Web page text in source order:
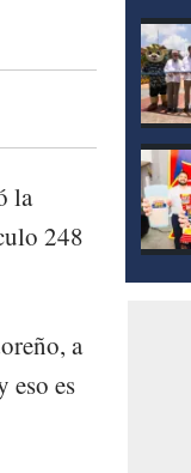
la
248
a
eso es